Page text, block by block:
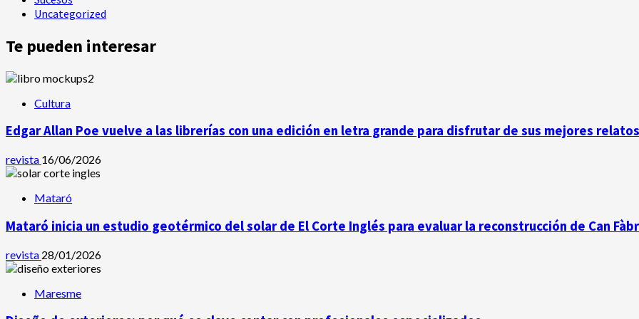
Uncategorized
Te pueden interesar
Cultura
Edgar Allan Poe vuelve a las librerías con una edición en letra grande para disfrutar de sus mejores relatos
revista 16/06/2026
Mataró
Mataró inicia un estudio geotérmico del solar de El Corte Inglés para evaluar la reconstrucción de Can
revista 28/01/2026
Maresme